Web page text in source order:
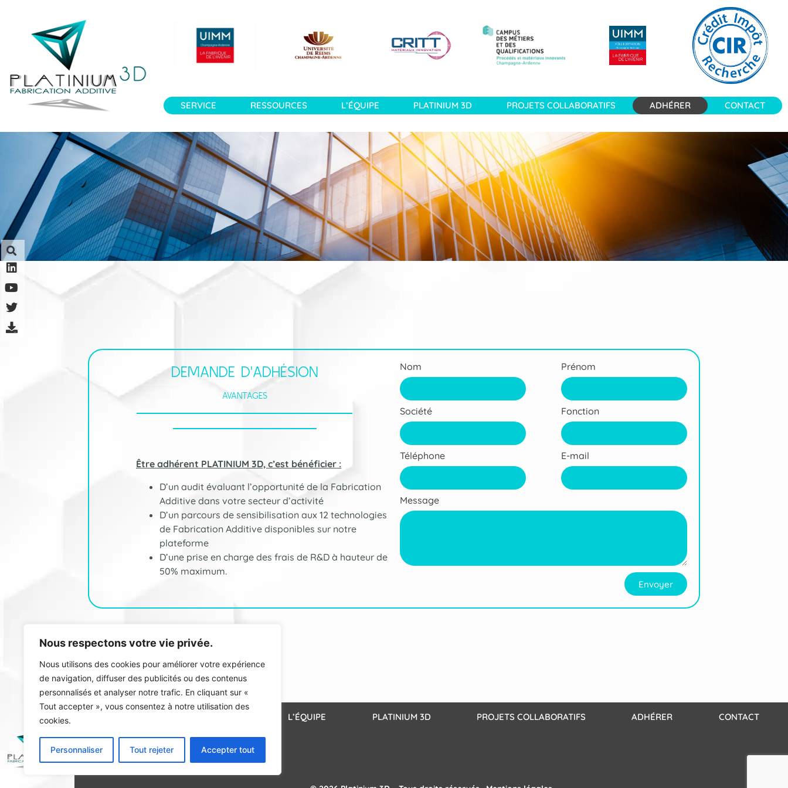
Nous respectons votre vie privée.
Nous utilisons des cookies pour améliorer votre expérience
de navigation, diffuser des publicités ou des contenus
personnalisés et analyser notre trafic. En cliquant sur «
Tout accepter », vous consentez à notre utilisation des
cookies.
Personnaliser Tout rejeter Accepter tout
SERVICE RESSOURCES L’ÉQUIPE PLATINIUM 3D PROJETS COLLABORATIFS ADHÉRER CONTACT
DEMANDE D'ADHÉSION
AVANTAGES
Être adhérent PLATINIUM 3D, c’est bénéficier :
D’un audit évaluant l’opportunité de la Fabrication
Additive dans votre secteur d’activité
D’un parcours de sensibilisation aux 12 technologies
de Fabrication Additive disponibles sur notre
plateforme
D’une prise en charge des frais de R&D à hauteur de
50% maximum.
Nom Prénom
Société Fonction
Téléphone E-mail
Message
Envoyer
L’ÉQUIPE PLATINIUM 3D PROJETS COLLABORATIFS ADHÉRER CONTACT